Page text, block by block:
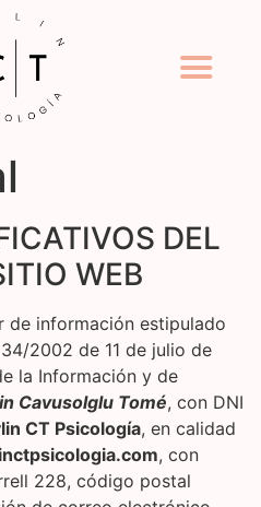
DEL
WEB
de información estipulado
2002 de 11 de julio de
la Información y de
Cavusolglu Tomé, con DNI
CT Psicología, en calidad
, con
228, código postal